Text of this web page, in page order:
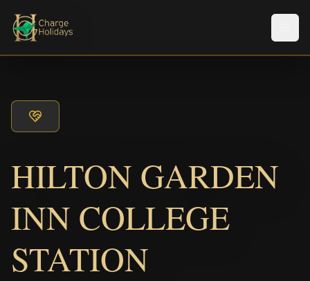
HILTON GARDEN
INN COLLEGE
STATION